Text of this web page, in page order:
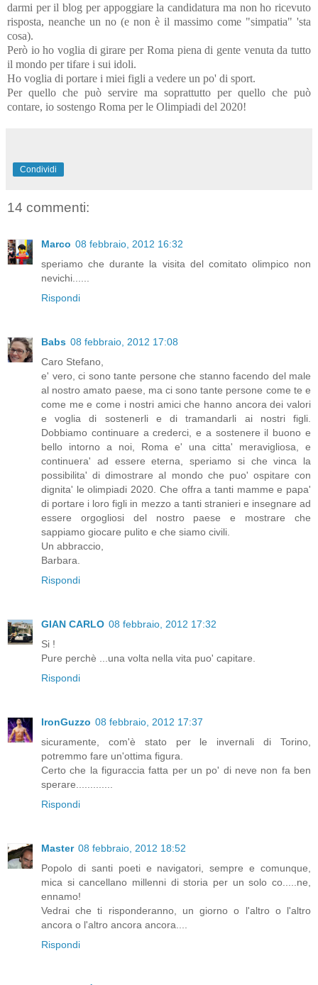
darmi per il blog per appoggiare la candidatura ma non ho ricevuto
risposta, neanche un no (e non è il massimo come "simpatia" 'sta
cosa).
Però io ho voglia di girare per Roma piena di gente venuta da tutto
il mondo per tifare i sui idoli.
Ho voglia di portare i miei figli a vedere un po' di sport.
Per quello che può servire ma soprattutto per quello che può
contare, io sostengo Roma per le Olimpiadi del 2020!
Condividi
14 commenti:
Marco 08 febbraio, 2012 16:32
speriamo che durante la visita del comitato olimpico non
nevichi......
Rispondi
Babs 08 febbraio, 2012 17:08
Caro Stefano,
e' vero, ci sono tante persone che stanno facendo del male
al nostro amato paese, ma ci sono tante persone come te e
come me e come i nostri amici che hanno ancora dei valori
e voglia di sostenerli e di tramandarli ai nostri figli.
Dobbiamo continuare a crederci, e a sostenere il buono e
bello intorno a noi, Roma e' una citta' meravigliosa, e
continuera' ad essere eterna, speriamo si che vinca la
possibilita' di dimostrare al mondo che puo' ospitare con
dignita' le olimpiadi 2020. Che offra a tanti mamme e papa'
di portare i loro figli in mezzo a tanti stranieri e insegnare ad
essere orgogliosi del nostro paese e mostrare che
sappiamo giocare pulito e che siamo civili.
Un abbraccio,
Barbara.
Rispondi
GIAN CARLO 08 febbraio, 2012 17:32
Si !
Pure perchè ...una volta nella vita puo' capitare.
Rispondi
IronGuzzo 08 febbraio, 2012 17:37
sicuramente, com'è stato per le invernali di Torino,
potremmo fare un'ottima figura.
Certo che la figuraccia fatta per un po' di neve non fa ben
sperare.............
Rispondi
Master 08 febbraio, 2012 18:52
Popolo di santi poeti e navigatori, sempre e comunque,
mica si cancellano millenni di storia per un solo co.....ne,
ennamo!
Vedrai che ti risponderanno, un giorno o l'altro o l'altro
ancora o l'altro ancora ancora....
Rispondi